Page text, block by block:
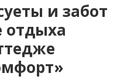
и забот
отдыха